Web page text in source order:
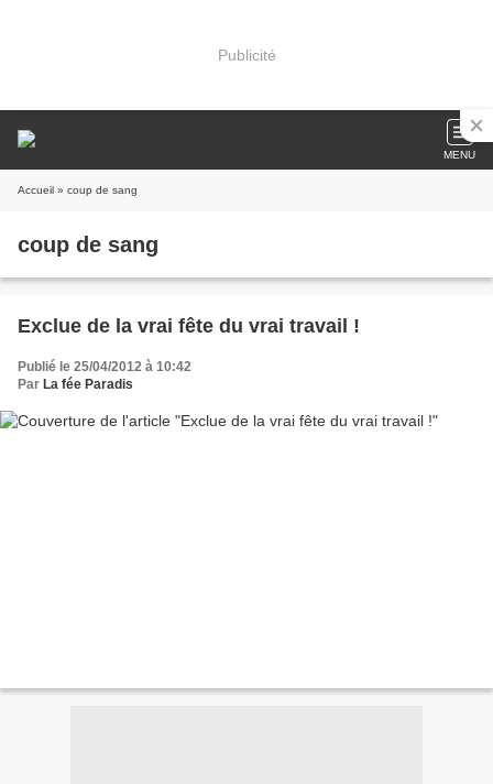
Publicité
MENU
Accueil » coup de sang
coup de sang
Exclue de la vrai fête du vrai travail !
Publié le 25/04/2012 à 10:42
Par La fée Paradis